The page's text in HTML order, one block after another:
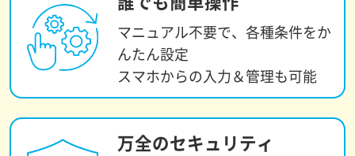
マニュアル不要で、 各種条件をか
んたん設定
スマホからの入力＆管理も可能
万全のセキュリティ